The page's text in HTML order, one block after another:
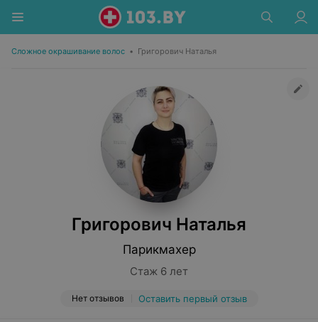
Сложное окрашивание волос • Григорович Наталья
Григорович Наталья
Парикмахер
Стаж 6 лет
Нет отзывов Оставить первый отзыв